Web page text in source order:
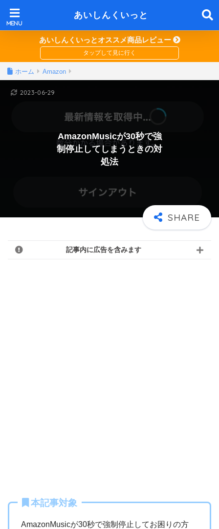
あいしんくいっと
あいしんくいっとオススメ商品レビュー
ホーム Amazon
AmazonMusicが30秒で強
制停止してしまうときの対
処法
2023-06-29
記事内に広告を含みます
本記事対象
AmazonMusicが30秒で強制停止してお困りの方